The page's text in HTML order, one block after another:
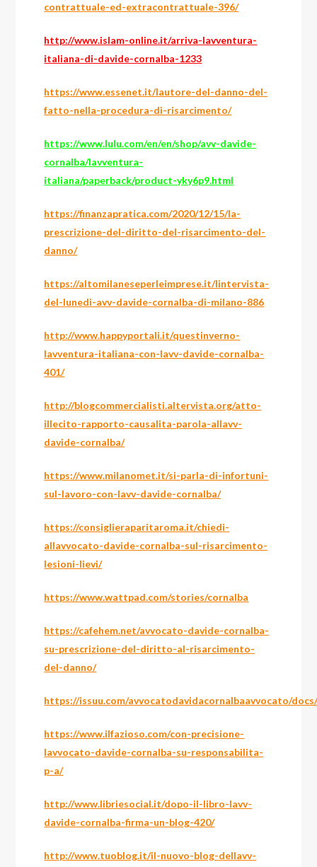
contrattuale-ed-extracontrattuale-396/
http://www.islam-online.it/arriva-lavventura-
italiana-di-davide-cornalba-1233
https://www.essenet.it/lautore-del-danno-del-
fatto-nella-procedura-di-risarcimento/
https://www.lulu.com/en/en/shop/avv-davide-
cornalba/lavventura-
italiana/paperback/product-yky6p9.html
https://finanzapratica.com/2020/12/15/la-
prescrizione-del-diritto-del-risarcimento-del-
danno/
https://altomilaneseperleimprese.it/lintervista-
del-lunedi-avv-davide-cornalba-di-milano-886
http://www.happyportali.it/questinverno-
lavventura-italiana-con-lavv-davide-cornalba-
401/
http://blogcommercialisti.altervista.org/atto-
illecito-rapporto-causalita-parola-allavv-
davide-cornalba/
https://www.milanomet.it/si-parla-di-infortuni-
sul-lavoro-con-lavv-davide-cornalba/
https://consiglieraparitaroma.it/chiedi-
allavvocato-davide-cornalba-sul-risarcimento-
lesioni-lievi/
https://www.wattpad.com/stories/cornalba
https://cafehem.net/avvocato-davide-cornalba-
su-prescrizione-del-diritto-al-risarcimento-
del-danno/
https://issuu.com/avvocatodavidacornalbaavvocato/
https://www.ilfazioso.com/con-precisione-
lavvocato-davide-cornalba-su-responsabilita-
p-a/
http://www.libriesocial.it/dopo-il-libro-lavv-
davide-cornalba-firma-un-blog-420/
http://www.tuoblog.it/il-nuovo-blog-dellavv-